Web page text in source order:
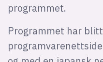
programmet.
Programmet har